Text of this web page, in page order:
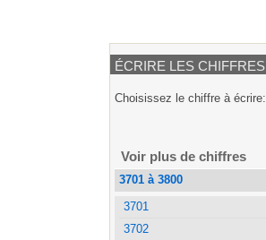
ÉCRIRE LES CHIFFRES
Choisissez le chiffre à écrire:
Voir plus de chiffres
3701 à 3800
3701
3702